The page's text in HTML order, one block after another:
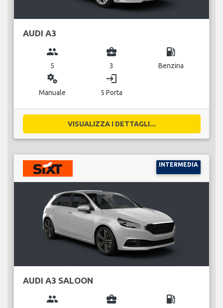
AUDI A3
group
5
business_center
3
local_gas_station
Benzina
miscellaneous_services
Manuale
login
5 Porta
VISUALIZZA I DETTAGLI...
INTERMEDIA
AUDI A3 SALOON
group business_center local_gas_station